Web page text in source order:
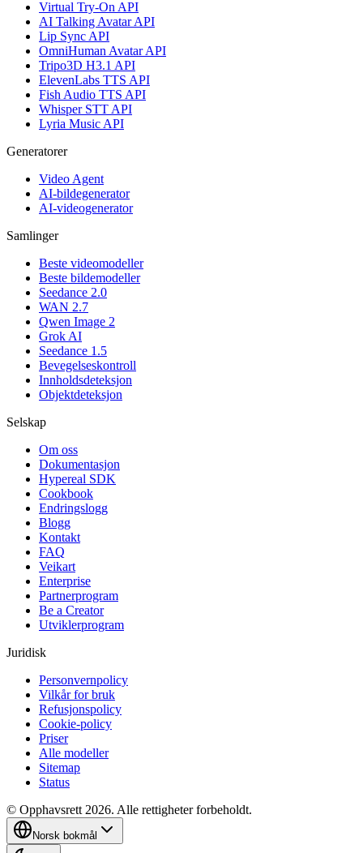
Virtual Try-On API
AI Talking Avatar API
Lip Sync API
OmniHuman Avatar API
Tripo3D H3.1 API
ElevenLabs TTS API
Fish Audio TTS API
Whisper STT API
Lyria Music API
Generatorer
Video Agent
AI-bildegenerator
AI-videogenerator
Samlinger
Beste videomodeller
Beste bildemodeller
Seedance 2.0
WAN 2.7
Qwen Image 2
Grok AI
Seedance 1.5
Bevegelseskontroll
Innholdsdeteksjon
Objektdeteksjon
Selskap
Om oss
Dokumentasjon
Hypereal SDK
Cookbook
Endringslogg
Blogg
Kontakt
FAQ
Veikart
Enterprise
Partnerprogram
Be a Creator
Utviklerprogram
Juridisk
Personvernpolicy
Vilkår for bruk
Refusjonspolicy
Cookie-policy
Priser
Alle modeller
Sitemap
Status
© Opphavsrett 2026. Alle rettigheter forbeholdt.
Norsk bokmål